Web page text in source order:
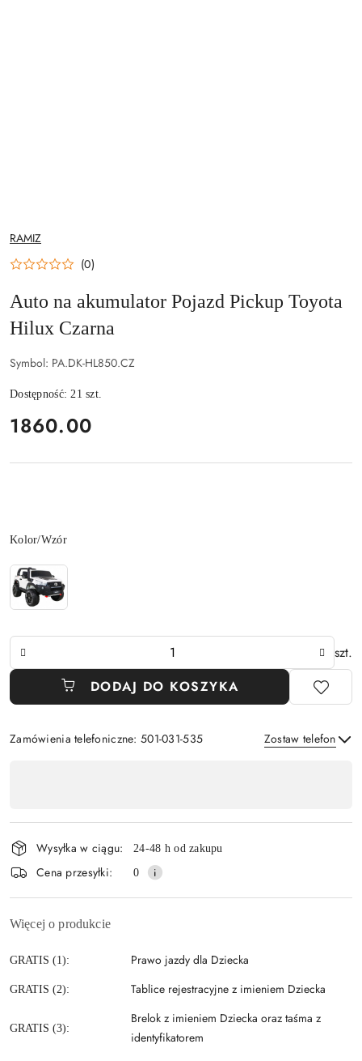
NAZWA
PRODUCENTA:
RAMIZ
(0)
Auto na akumulator Pojazd Pickup Toyota
Hilux Czarna
Symbol: PA.DK-HL850.CZ
Dostępność:21szt.
cena:
1860.00
Wariant
Kolor/Wzór
szt.
DODAJ DO KOSZYKA
Zamówienia telefoniczne: 501-031-535 Zostaw telefon
płatność
i
dostawa
Wysyłka w ciągu: 24-48 h od zakupu
Cena przesyłki: 0
Więcej o produkcie
GRATIS (1): Prawo jazdy dla Dziecka
GRATIS (2): Tablice rejestracyjne z imieniem Dziecka
GRATIS (3):
Brelok z imieniem Dziecka oraz taśma z
identyfikatorem